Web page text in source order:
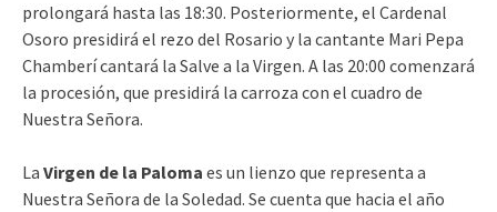
prolongará hasta las 18:30. Posteriormente, el Cardenal
Osoro presidirá el rezo del Rosario y la cantante Mari Pepa
Chamberí cantará la Salve a la Virgen. A las 20:00 comenzará
la procesión, que presidirá la carroza con el cuadro de
Nuestra Señora.
La Virgen de la Paloma es un lienzo que representa a
Nuestra Señora de la Soledad. Se cuenta que hacia el año